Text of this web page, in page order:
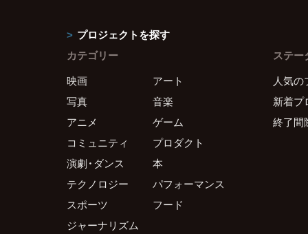
プロジェクトを探す
カテゴリー
映画
アート
写真
音楽
アニメ
ゲーム
コミュニティ
プロダクト
演劇・ダンス
本
テクノロジー
パフォーマンス
スポーツ
フード
ジャーナリズム
ステー
人気の
新着プ
終了間